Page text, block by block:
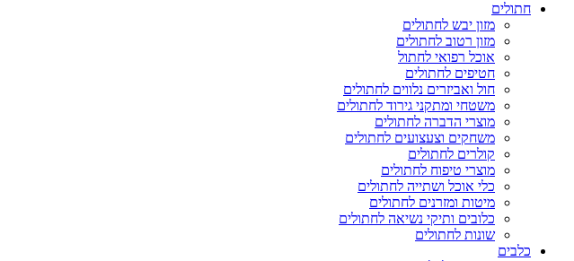
חתולים
מזון יבש לחתולים
מזון רטוב לחתולים
אוכל רפואי לחתול
חטיפים לחתולים
חול ואביזרים נלווים לחתולים
משטחי ומתקני גירוד לחתולים
מוצרי הדברה לחתולים
משחקים וצעצועים לחתולים
קולרים לחתולים
מוצרי טיפוח לחתולים
כלי אוכל ושתייה לחתולים
מיטות ומזרנים לחתולים
כלובים ותיקי נשיאה לחתולים
שונות לחתולים
כלבים